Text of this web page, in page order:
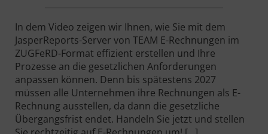
In dem Video zeigen wir Ihnen, wie Sie mit dem
JasperReports-Server von TEAM E-Rechnungen im
ZUGFeRD-Format effizient erstellen und Ihre
Prozesse an die gesetzlichen Anforderungen
anpassen können. Denn bis spätestens 2027
müssen alle Unternehmen ihre Rechnungen als E-
Rechnung ausstellen, da dann die gesetzliche
Übergangsfrist endet. Handeln Sie jetzt und stellen